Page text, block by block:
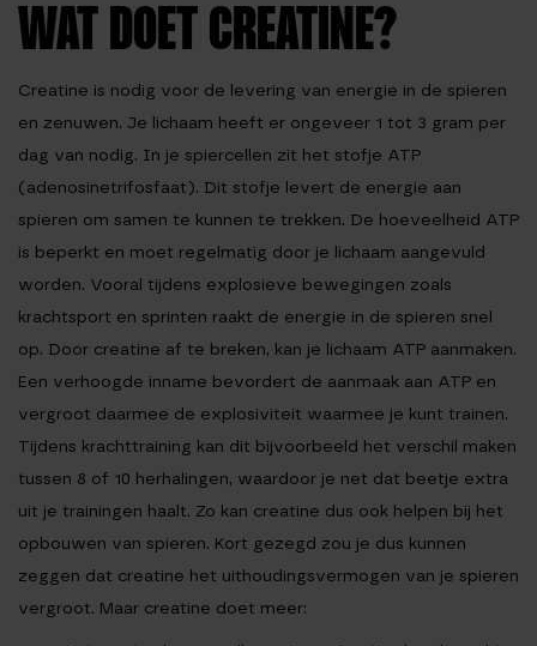
WAT DOET CREATINE?
Creatine is nodig voor de levering van energie in de spieren
en zenuwen. Je lichaam heeft er ongeveer 1 tot 3 gram per
dag van nodig. In je spiercellen zit het stofje ATP
(adenosinetrifosfaat). Dit stofje levert de energie aan
spieren om samen te kunnen te trekken. De hoeveelheid ATP
is beperkt en moet regelmatig door je lichaam aangevuld
worden. Vooral tijdens explosieve bewegingen zoals
krachtsport en sprinten raakt de energie in de spieren snel
op. Door creatine af te breken, kan je lichaam ATP aanmaken.
Een verhoogde inname bevordert de aanmaak aan ATP en
vergroot daarmee de explosiviteit waarmee je kunt trainen.
Tijdens krachttraining kan dit bijvoorbeeld het verschil maken
tussen 8 of 10 herhalingen, waardoor je net dat beetje extra
uit je trainingen haalt. Zo kan creatine dus ook helpen bij het
opbouwen van spieren. Kort gezegd zou je dus kunnen
zeggen dat creatine het uithoudingsvermogen van je spieren
vergroot. Maar creatine doet meer: